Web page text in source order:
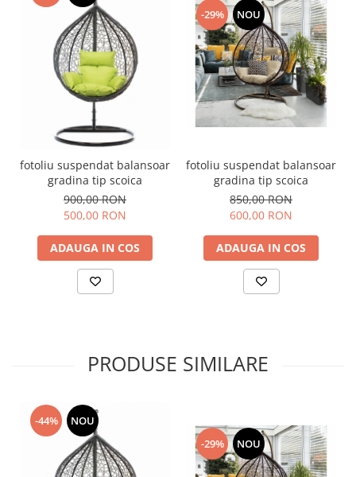
fotoliu suspendat balansoar
gradina tip scoica
900,00 RON
500,00 RON
ADAUGA IN COS
-29% NOU
fotoliu suspendat balansoar
gradina tip scoica
850,00 RON
600,00 RON
ADAUGA IN COS
PRODUSE SIMILARE
-44% NOU
-29% NOU